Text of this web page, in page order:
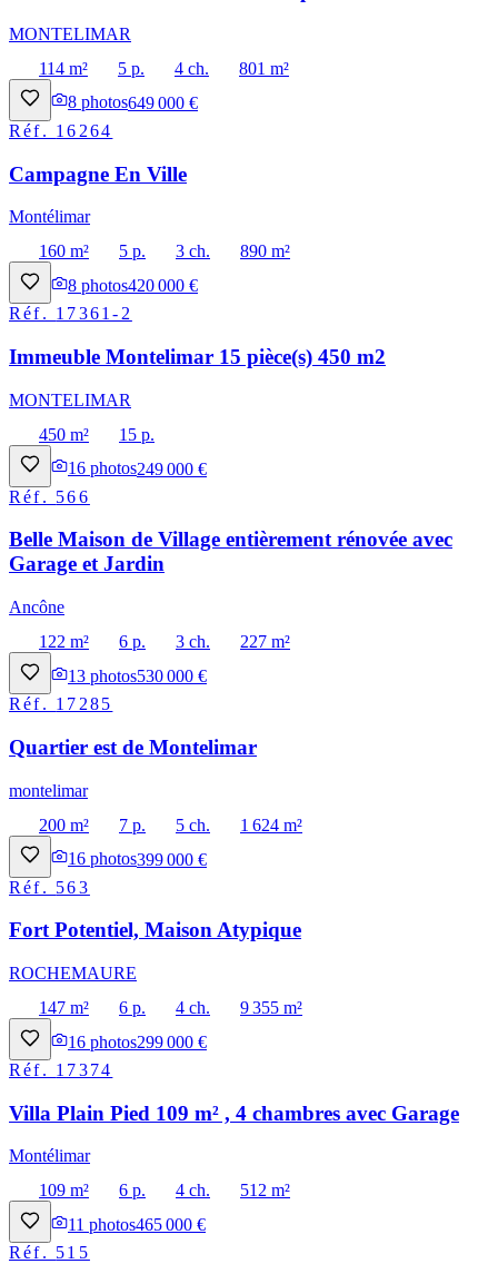
MONTELIMAR
114 m²
5 p. 4 ch.
801 m²
8 photos649 000 €
Réf. 16264
Campagne En Ville
Montélimar
160 m²
5 p. 3 ch.
890 m²
8 photos420 000 €
Réf. 17361-2
Immeuble Montelimar 15 pièce(s) 450 m2
MONTELIMAR
450 m²
15 p.
16 photos249 000 €
Réf. 566
Belle Maison de Village entièrement rénovée avec
Garage et Jardin
Ancône
122 m²
6 p. 3 ch.
227 m²
13 photos530 000 €
Réf. 17285
Quartier est de Montelimar
montelimar
200 m²
7 p. 5 ch.
1 624 m²
16 photos399 000 €
Réf. 563
Fort Potentiel, Maison Atypique
ROCHEMAURE
147 m²
6 p. 4 ch.
9 355 m²
16 photos299 000 €
Réf. 17374
Villa Plain Pied 109 m² , 4 chambres avec Garage
Montélimar
109 m²
6 p. 4 ch.
512 m²
11 photos465 000 €
Réf. 515